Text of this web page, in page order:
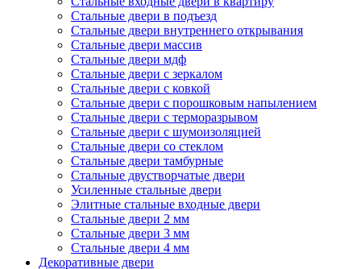
Стальные двери в подъезд
Стальные двери внутреннего открывания
Стальные двери массив
Стальные двери мдф
Стальные двери с зеркалом
Стальные двери с ковкой
Стальные двери с порошковым напылением
Стальные двери с терморазрывом
Стальные двери с шумоизоляцией
Стальные двери со стеклом
Стальные двери тамбурные
Стальные двустворчатые двери
Усиленные стальные двери
Элитные стальные входные двери
Стальные двери 2 мм
Стальные двери 3 мм
Стальные двери 4 мм
Декоративные двери